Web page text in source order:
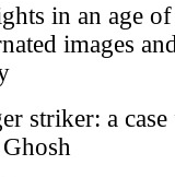
in an age
images
striker: a